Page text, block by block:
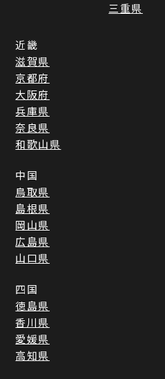
三重県
近畿
滋賀県
京都府
大阪府
兵庫県
奈良県
和歌山県
中国
鳥取県
島根県
岡山県
広島県
山口県
四国
徳島県
香川県
愛媛県
高知県